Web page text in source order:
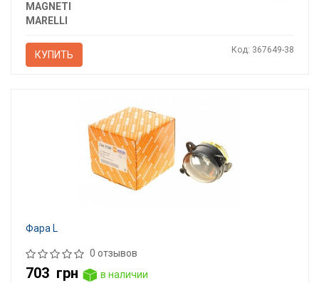
MAGNETI
MARELLI
КУПИТЬ Код: 367649-38
Фара L
0 отзывов
703 грн
в наличии